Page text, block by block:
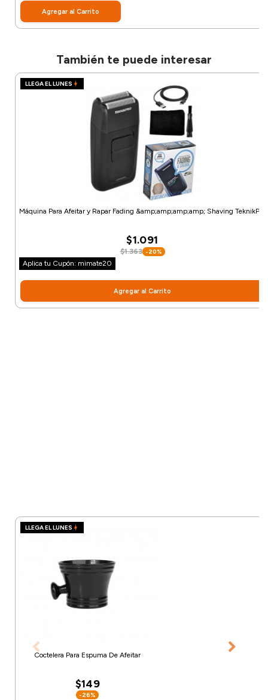
Agregar al Carrito
También te puede interesar
LLEGA EL LUNES
Máquina Para Afeitar y Rapar Fading &amp;amp;amp;amp; Shaving TeknikPro
$1.091
$1.363 -20%
Aplica tu Cupón: mimate20
Agregar al Carrito
LLEGA EL LUNES
Coctelera Para Espuma De Afeitar
$149
-26%